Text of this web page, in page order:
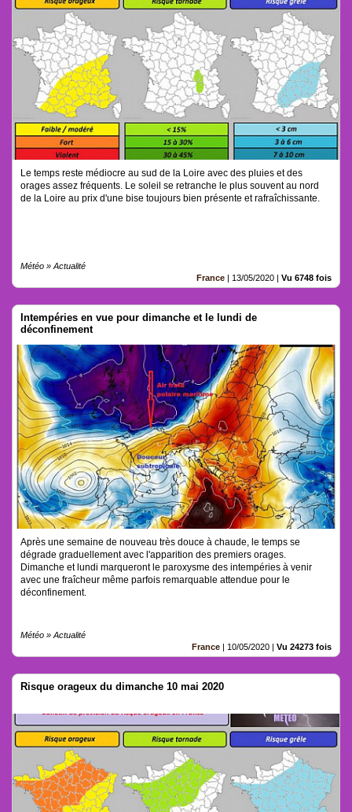
Le temps reste médiocre au sud de la Loire avec des pluies et des
orages assez fréquents. Le soleil se retranche le plus souvent au nord
de la Loire au prix d'une bise toujours bien présente et rafraîchissante.
Météo » Actualité
France | 13/05/2020 | Vu 6748 fois
Intempéries en vue pour dimanche et le lundi de
déconfinement
Après une semaine de nouveau très douce à chaude, le temps se
dégrade graduellement avec l'apparition des premiers orages.
Dimanche et lundi marqueront le paroxysme des intempéries à venir
avec une fraîcheur même parfois remarquable attendue pour le
déconfinement.
Météo » Actualité
France | 10/05/2020 | Vu 24273 fois
Risque orageux du dimanche 10 mai 2020